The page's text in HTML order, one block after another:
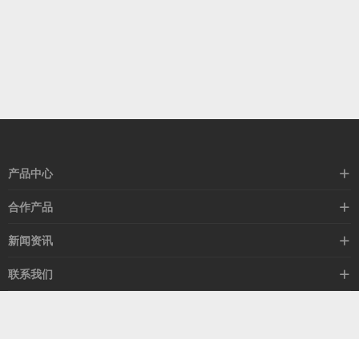
产品中心
高速线缆
以太网交换机
合作产品
希捷硬盘
新闻资讯
行业动态
技术视角
联系我们